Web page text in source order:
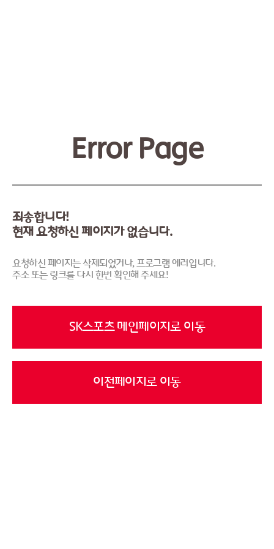
Error Page
죄송합니다!
현재 요청하신 페이지가 없습니다.
요청하신 페이지는 삭제되었거나, 프로그램 에러입니다.
주소 또는 링크를 다시 한번 확인해 주세요!
SK스포츠 메인페이지로 이동
이전페이지로 이동